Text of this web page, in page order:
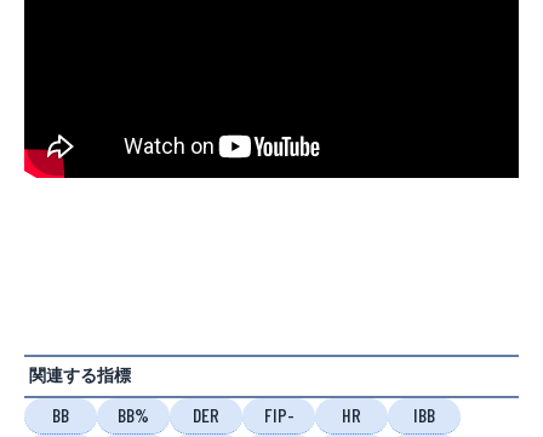
関連する指標
BB BB% DER FIP- HR
IBB